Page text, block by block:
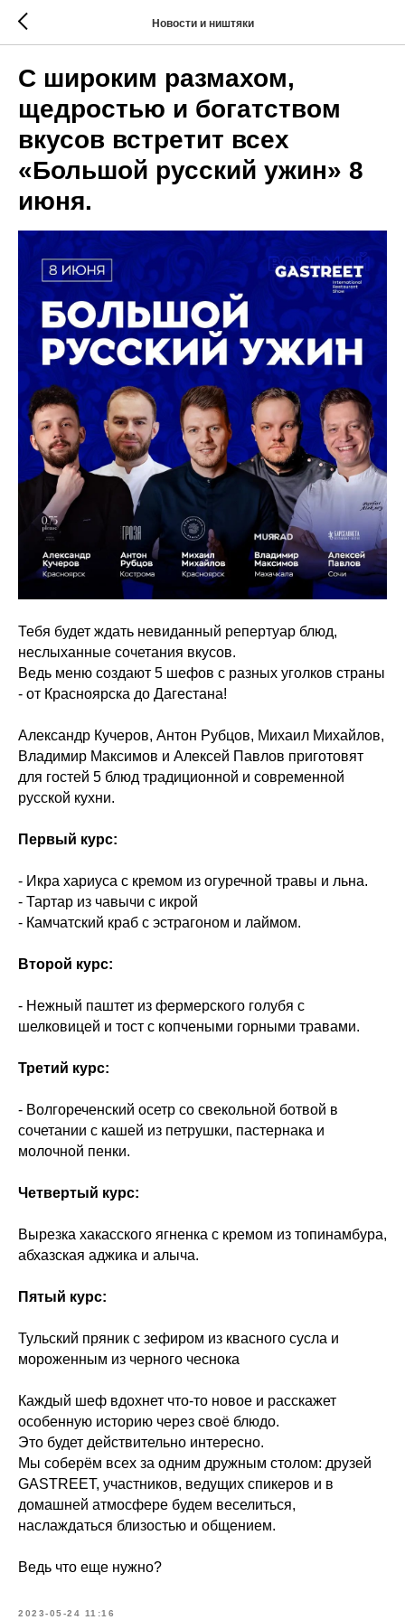
Новости и ништяки
С широким размахом,
щедростью и богатством
вкусов встретит всех
«Большой русский ужин» 8
июня.
Тебя будет ждать невиданный репертуар блюд,
неслыханные сочетания вкусов.
Ведь меню создают 5 шефов с разных уголков страны
- от Красноярска до Дагестана!
Александр Кучеров, Антон Рубцов, Михаил Михайлов,
Владимир Максимов и Алексей Павлов приготовят
для гостей 5 блюд традиционной и современной
русской кухни.
Первый курс:
- Икра хариуса с кремом из огуречной травы и льна.
- Тартар из чавычи с икрой
- Камчатский краб с эстрагоном и лаймом.
Второй курс:
- Нежный паштет из фермерского голубя с
шелковицей и тост с копчеными горными травами.
Третий курс:
- Волгореченский осетр со свекольной ботвой в
сочетании с кашей из петрушки, пастернака и
молочной пенки.
Четвертый курс:
Вырезка хакасского ягненка с кремом из топинамбура,
абхазская аджика и алыча.
Пятый курс:
Тульский пряник с зефиром из квасного сусла и
мороженным из черного чеснока
Каждый шеф вдохнет что-то новое и расскажет
особенную историю через своё блюдо.
Это будет действительно интересно.
Мы соберём всех за одним дружным столом: друзей
GASTREET, участников, ведущих спикеров и в
домашней атмосфере будем веселиться,
наслаждаться близостью и общением.
Ведь что еще нужно?
2023-05-24 11:16